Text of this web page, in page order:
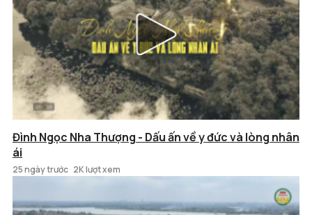
Đình Ngọc Nha Thượng - Dấu ấn về y đức và lòng nhân
ái
25 ngày trước 2K lượt xem